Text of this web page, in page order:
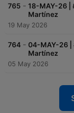
765 - 18-MAY-26 |
Martínez
19 May 2026
764 - 04-MAY-26 |
Martínez
05 May 2026